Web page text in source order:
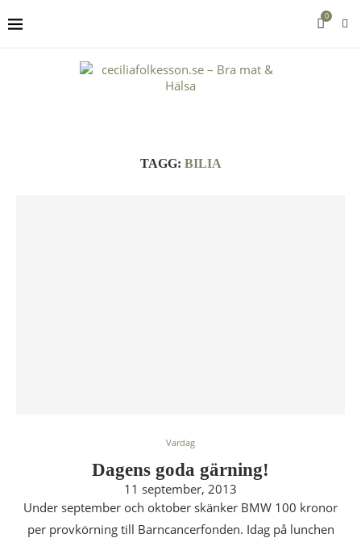
0
TAGG: BILIA
Vardag
Dagens goda gärning!
11 september, 2013
Under september och oktober skänker BMW 100 kronor
per provkörning till Barncancerfonden. Idag på lunchen